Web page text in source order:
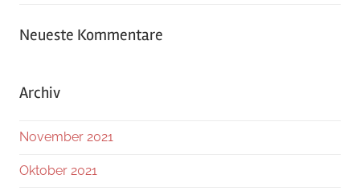
Neueste Kommentare
Archiv
November 2021
Oktober 2021